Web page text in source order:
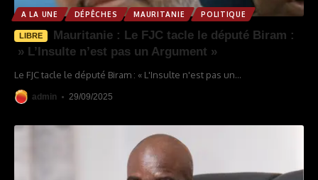
A LA UNE DÉPÊCHES MAURITANIE POLITIQUE
LIBRE
Mauritanie : Le FJC tacle le député Biram :
» L’Insulte n’est pas un Argument »
Le FJC tacle le député Biram : « L'Insulte n'est pas un…
admin 29/09/2025